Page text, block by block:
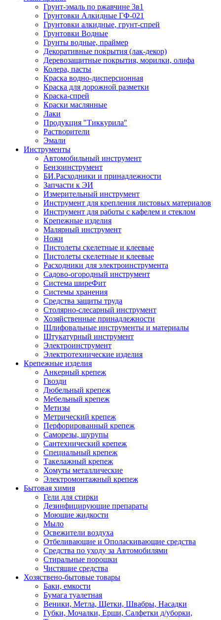
Грунт-эмаль по ржавчине 3в1
Грунтовки Алкидные ГФ-021
Грунтовки алкидные, грунт-спрей
Грунтовки Водные
Грунты водные, праймер
Декоративные покрытия (лак-декор)
Деревозащитные покрытия, морилки, олифа
Колера, пасты
Краска водно-дисперсионная
Краска для дорожной разметки
Краска-спрей
Краски маслянные
Лаки
Продукция "Тиккурила"
Растворители
Эмали
Инструменты
Автомобильный инструмент
Бензоинструмент
БИ.Расходники и принадлежности
Запчасти к ЭИ
Измерительный инструмент
Инструмент для крепления листовых материалов
Инструмент для работы с кафелем и стеклом
Крепежные изделия
Малярный инструмент
Ножи
Пистолеты скелетные и клеевые
Пистолеты скелетные и клеевые
Расходники для электроинструмента
Садово-огородный инструмент
Система ширеФит
Системы хранения
Средства защиты труда
Столярно-слесарный инструмент
Хозяйственные принадлежности
Шлифовальные инструменты и материалы
Штукатурный инструмент
Электроинструмент
Электротехнические изделия
Крепежные изделия
Анкерный крепеж
Гвозди
Дюбельный крепеж
Мебельный крепеж
Метизы
Метрический крепеж
Перфорированный крепеж
Саморезы, шурупы
Сантехнический крепеж
Специальный крепеж
Такелажный крепеж
Хомуты металлические
Электромонтажный крепеж
Бытовая химия
Гели для стирки
Дезинфицирующие препараты
Моющие жидкости
Мыло
Освежители воздуха
Отбеливающие и Ополаскивающие средства
Средства по уходу за Автомобилями
Стиральные порошки
Чистящие средства
Хозяствено-бытовые товары
Баки, емкости
Бумага туалетная
Веники, Метла, Щетки, Швабры, Насадки
Губки, Мочалки, Ерши, Салфетки д/уборки,